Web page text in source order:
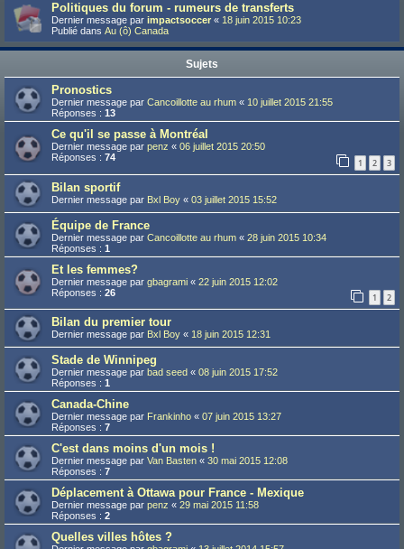
Politiques du forum - rumeurs de transferts
Dernier message par impactsoccer « 18 juin 2015 10:23
Publié dans Au (ô) Canada
Sujets
Pronostics
Dernier message par Cancoillotte au rhum « 10 juillet 2015 21:55
Réponses : 13
Ce qu'il se passe à Montréal
Dernier message par penz « 06 juillet 2015 20:50
Réponses : 74 1 2 3
Bilan sportif
Dernier message par Bxl Boy « 03 juillet 2015 15:52
Équipe de France
Dernier message par Cancoillotte au rhum « 28 juin 2015 10:34
Réponses : 1
Et les femmes?
Dernier message par gbagrami « 22 juin 2015 12:02
Réponses : 26 1 2
Bilan du premier tour
Dernier message par Bxl Boy « 18 juin 2015 12:31
Stade de Winnipeg
Dernier message par bad seed « 08 juin 2015 17:52
Réponses : 1
Canada-Chine
Dernier message par Frankinho « 07 juin 2015 13:27
Réponses : 7
C'est dans moins d'un mois !
Dernier message par Van Basten « 30 mai 2015 12:08
Réponses : 7
Déplacement à Ottawa pour France - Mexique
Dernier message par penz « 29 mai 2015 11:58
Réponses : 2
Quelles villes hôtes ?